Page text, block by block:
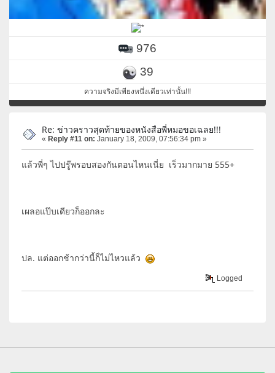
976
39
ความจริงมีเพียงหนึ่งเดียวเท่านั้น!!!
Re: ข่าวคราวสุดท้ายของหนังสือพี่หมอขอเฉลย!!!
« Reply #11 on: January 18, 2009, 07:56:34 pm »
แล้วพี่ๆ ไปปรู๊พรอบสองกันตอนไหนเนี่ย เร็วมากมาย 555+
เผลอแป๊บเดียวก็ออกละ
ปล. แต่ออกช้ากว่านี้ก็ไม่ไหวแล้ว
Logged